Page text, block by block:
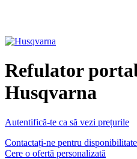
Refulator
Husqvarna
Autentifică-te ca să vezi prețurile
Contactați-ne pentru disponibilitate
Cere o ofertă personalizată